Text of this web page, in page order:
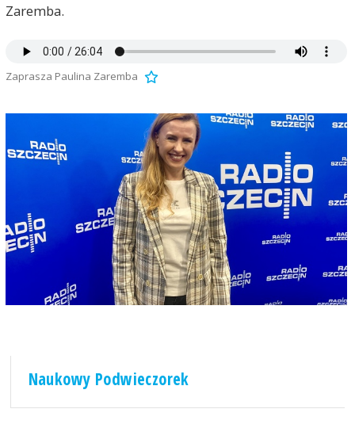
Zaremba.
Zaprasza Paulina Zaremba
Naukowy Podwieczorek